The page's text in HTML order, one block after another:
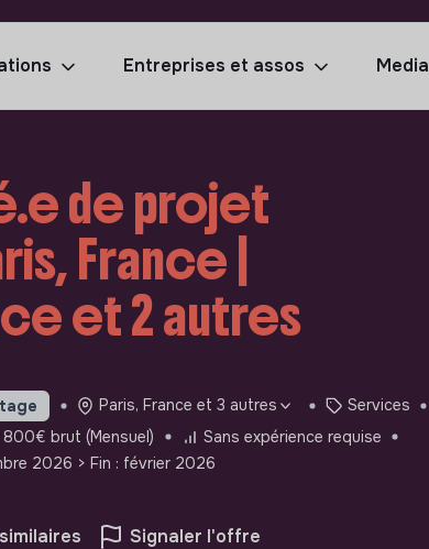
Entreprises et assos Media
de projet
France |
et 2 autres
Paris, France et 3 autres
Services
brut (Mensuel)
Sans expérience requise
2026 > Fin : février 2026
Signaler l'offre